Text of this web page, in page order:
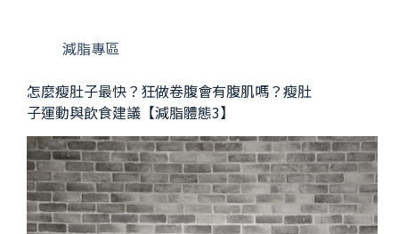
減脂專區
怎麼瘦肚子最快？狂做卷腹會有腹肌嗎？瘦肚
子運動與飲食建議【減脂體態3】